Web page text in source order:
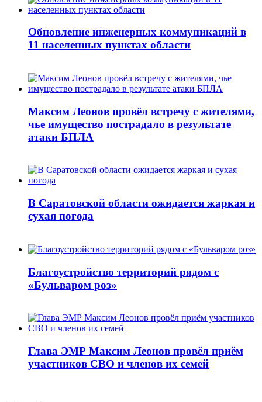
Обновление инженерных коммуникаций в
11 населенных пунктах области
Максим Леонов провёл встречу с жителями,
чье имущество пострадало в результате
атаки БПЛА
В Саратовской области ожидается жаркая и
сухая погода
Благоустройство территорий рядом с
«Бульваром роз»
Глава ЭМР Максим Леонов провёл приём
участников СВО и членов их семей